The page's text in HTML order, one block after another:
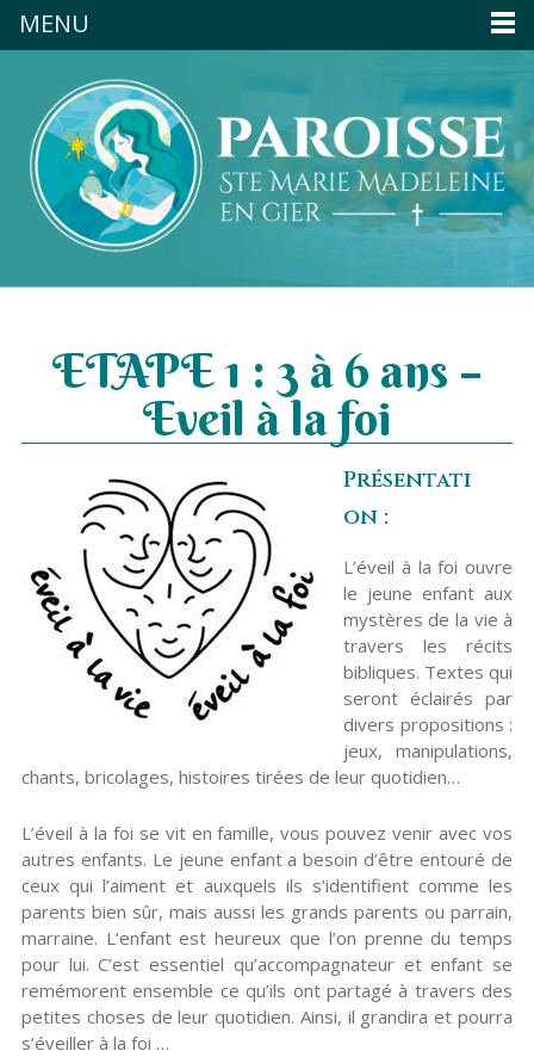
ETAPE 1 : 3 à 6 ans –
Eveil à la foi
Présentati
on :
L’éveil à la foi ouvre
le jeune enfant aux
mystères de la vie à
travers les récits
bibliques. Textes qui
seront éclairés par
divers propositions :
jeux, manipulations,
chants, bricolages, histoires tirées de leur quotidien…
L’éveil à la foi se vit en famille, vous pouvez venir avec vos
autres enfants. Le jeune enfant a besoin d’être entouré de
ceux qui l’aiment et auxquels ils s’identifient comme les
parents bien sûr, mais aussi les grands parents ou parrain,
marraine. L’enfant est heureux que l’on prenne du temps
pour lui. C’est essentiel qu’accompagnateur et enfant se
remémorent ensemble ce qu’ils ont partagé à travers des
petites choses de leur quotidien. Ainsi, il grandira et pourra
s’éveiller à la foi …
MENU